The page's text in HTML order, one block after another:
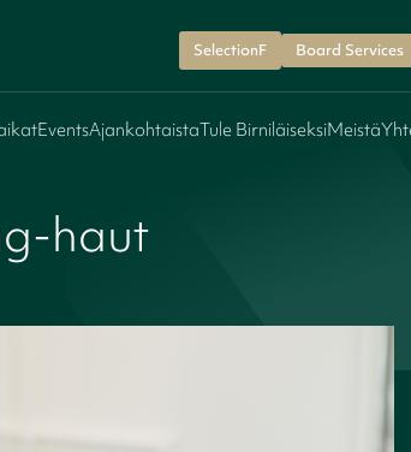
SelectionF Board Services
EventsAjankohtaistaTule BirniläiseksiMeistä
haut